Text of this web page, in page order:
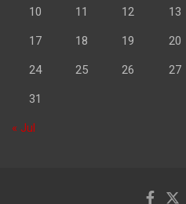
10 11 12 13
17 18 19 20
24 25 26 27
31
« Jul